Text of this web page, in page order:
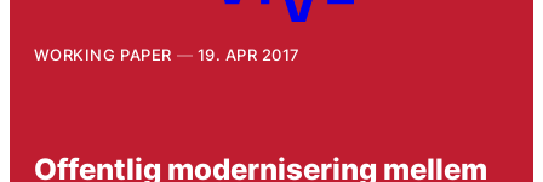
WORKING PAPER 19. APR 2017
Offentlig modernisering mellem